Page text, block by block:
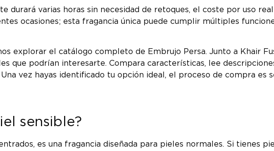
durará varias horas sin necesidad de retoques, el coste por uso
ocasiones; esta fragancia única puede cumplir múltiples
explorar el catálogo completo de Embrujo Persa. Junto a Khair
que podrían interesarte. Compara características, lee
vez hayas identificado tu opción ideal, el proceso de compra es
sensible?
es una fragancia diseñada para pieles normales. Si tienes